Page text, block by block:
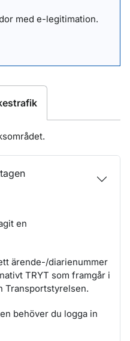
med e-legitimation.
inom
en
ärende-/diarienummer
TRYT som framgår i
Transportstyrelsen.
behöver du logga in